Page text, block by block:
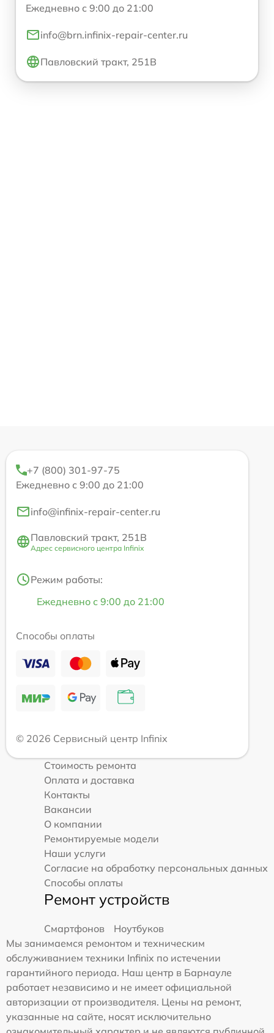
Ежедневно с 9:00 до 21:00
info@brn.infinix-repair-center.ru
Павловский тракт, 251В
+7 (800) 301-97-75
Ежедневно с 9:00 до 21:00
info@infinix-repair-center.ru
Павловский тракт, 251В
Адрес сервисного центра Infinix
Режим работы:
Ежедневно с 9:00 до 21:00
Способы оплаты
© 2026 Сервисный центр Infinix
Стоимость ремонта
Оплата и доставка
Контакты
Вакансии
О компании
Ремонтируемые модели
Наши услуги
Согласие на обработку персональных данных
Способы оплаты
Ремонт устройств
Смартфонов
Ноутбуков
Мы занимаемся ремонтом и техническим
обслуживанием техники Infinix по истечении
гарантийного периода. Наш центр в Барнауле
работает независимо и не имеет официальной
авторизации от производителя. Цены на ремонт,
указанные на сайте, носят исключительно